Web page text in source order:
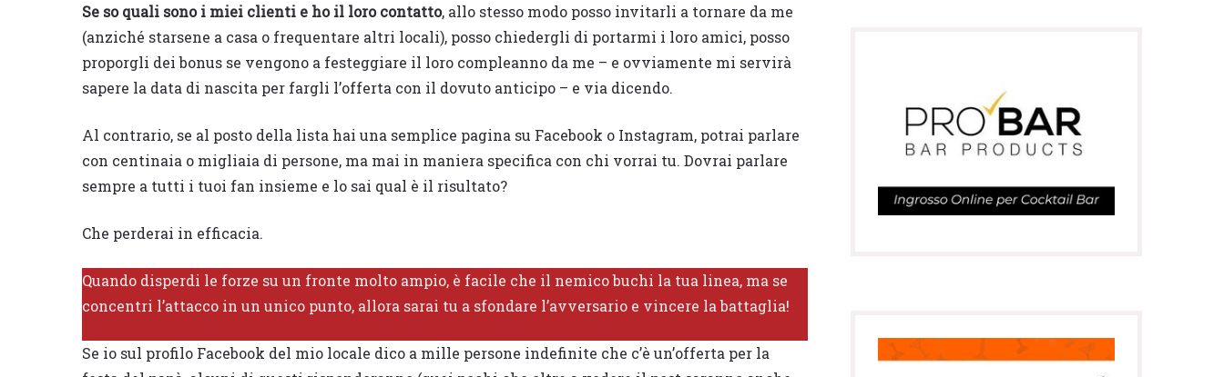
Se so quali sono i miei clienti e ho il loro contatto, allo stesso modo posso invitarli a tornare da me
(anziché starsene a casa o frequentare altri locali), posso chiedergli di portarmi i loro amici, posso
proporgli dei bonus se vengono a festeggiare il loro compleanno da me – e ovviamente mi servirà
sapere la data di nascita per fargli l’offerta con il dovuto anticipo – e via dicendo.
Al contrario, se al posto della lista hai una semplice pagina su Facebook o Instagram, potrai parlare
con centinaia o migliaia di persone, ma mai in maniera specifica con chi vorrai tu. Dovrai parlare
sempre a tutti i tuoi fan insieme e lo sai qual è il risultato?
Che perderai in efficacia.
Quando disperdi le forze su un fronte molto ampio, è facile che il nemico buchi la tua linea, ma se
concentri l’attacco in un unico punto, allora sarai tu a sfondare l’avversario e vincere la battaglia!
Se io sul profilo Facebook del mio locale dico a mille persone indefinite che c’è un’offerta per la